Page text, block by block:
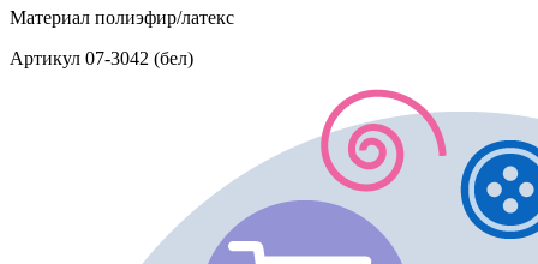
Материал полиэфир/латекс
Артикул 07-3042 (бел)